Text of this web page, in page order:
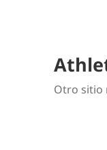
Otro sitio